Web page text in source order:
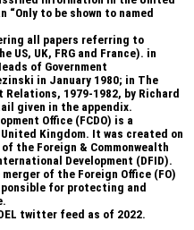
“Only to be shown to named
all papers referring to
UK, FRG and France). in
of Government
in January 1980; in The
1979-1982, by Richard
given in the appendix.
Office (FCDO) is a
Kingdom. It was created on
the Foreign & Commonwealth
Development (DFID).
of the Foreign Office (FO)
for protecting and
twitter feed as of 2022.